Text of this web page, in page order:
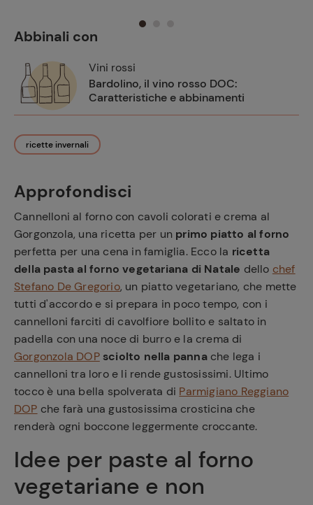
ricette invernali
Approfondisci
Cannelloni al forno con cavoli colorati e crema al
Gorgonzola, una ricetta per un primo piatto al forno
perfetta per una cena in famiglia. Ecco la ricetta
della pasta al forno vegetariana di Natale dello chef
Stefano De Gregorio, un piatto vegetariano, che mette
tutti d'accordo e si prepara in poco tempo, con i
cannelloni farciti di cavolfiore bollito e saltato in
padella con una noce di burro e la crema di
Gorgonzola DOP sciolto nella pannache lega i
cannelloni tra loro e li rende gustosissimi. Ultimo
tocco è una bella spolverata di Parmigiano Reggiano
DOP che farà una gustosissima crosticina che
renderà ogni boccone leggermente croccante.
Idee per paste al forno
vegetariane e non
Abbinali con
Vini rossi
Bardolino, il vino rosso DOC:
Caratteristiche e abbinamenti